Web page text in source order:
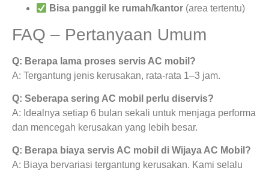
Bisa panggil ke rumah/kantor (area tertentu)
FAQ – Pertanyaan Umum
Q: Berapa lama proses servis AC mobil?
A: Tergantung jenis kerusakan, rata-rata 1–3 jam.
Q: Seberapa sering AC mobil perlu diservis?
A: Idealnya setiap 6 bulan sekali untuk menjaga performa
dan mencegah kerusakan yang lebih besar.
Q: Berapa biaya servis AC mobil di Wijaya AC Mobil?
A: Biaya bervariasi tergantung kerusakan. Kami selalu